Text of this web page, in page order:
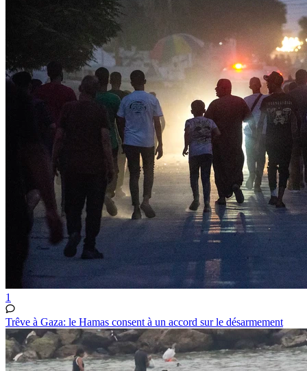
1
Trêve à Gaza: le Hamas consent à un accord sur le désarmement